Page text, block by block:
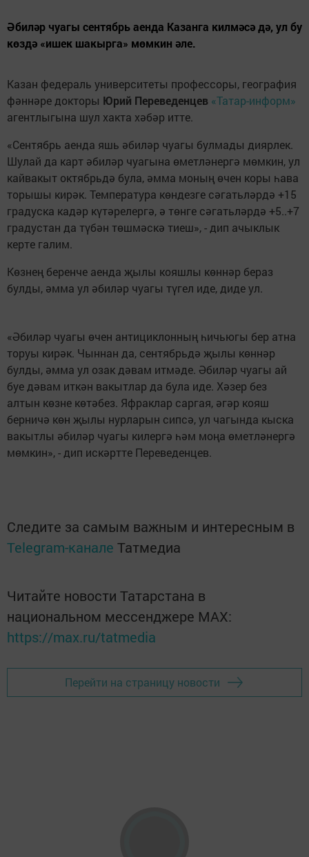
Әбиләр чуагы сентябрь аенда Казанга килмәсә дә, ул бу
көздә «ишек шакырга» мөмкин әле.
Казан федераль университеты профессоры, география
фәннәре докторы Юрий Переведенцев «Татар-информ»
агентлыгына шул хакта хәбәр итте.
«Сентябрь аенда яшь әбиләр чуагы булмады диярлек.
Шулай да карт әбиләр чуагына өметләнергә мөмкин, ул
кайвакыт октябрьдә була, әмма моның өчен коры һава
торышы кирәк. Температура көндезге сәгатьләрдә +15
градуска кадәр күтәрелергә, ә төнге сәгатьләрдә +5..+7
градустан да түбән төшмәскә тиеш», - дип ачыклык
керте галим.
Көзнең беренче аенда җылы кояшлы көннәр бераз
булды, әмма ул әбиләр чуагы түгел иде, диде ул.
«Әбиләр чуагы өчен антициклонның һичьюгы бер атна
торуы кирәк. Чыннан да, сентябрьдә җылы көннәр
булды, әмма ул озак дәвам итмәде. Әбиләр чуагы ай
буе дәвам иткән вакытлар да була иде. Хәзер без
алтын көзне көтәбез. Яфраклар саргая, әгәр кояш
берничә көн җылы нурларын сипсә, ул чагында кыска
вакытлы әбиләр чуагы килергә һәм моңа өметләнергә
мөмкин», - дип искәртте Переведенцев.
Следите за самым важным и интересным в
Telegram-канале Татмедиа
Читайте новости Татарстана в
национальном мессенджере MАХ:
https://max.ru/tatmedia
Перейти на страницу новости